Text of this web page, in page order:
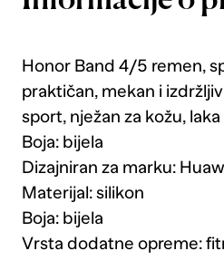
Honor Band 4/5 remen,
praktičan, mekan i
sport, nježan za kožu,
Boja: bijela
Dizajniran za marku:
Materijal: silikon
Boja: bijela
Vrsta dodatne opreme: